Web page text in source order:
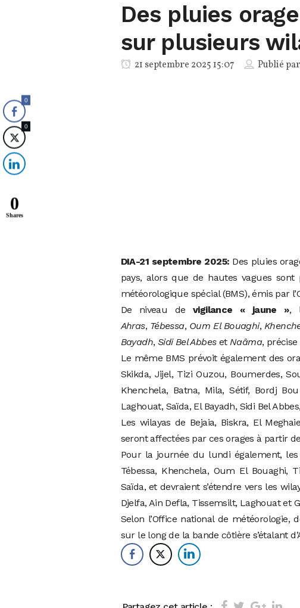
Des pluies
sur plusieurs
21 septembre 2025 15:07 Publié par
DIA-21 septembre 2025: Des pluies
pays, alors que de hautes vagues
météorologique spécial (BMS), émis par
De niveau de vigilance « jaune »,
Ahras, Tébessa, Oum El Bouaghi,
Bayadh, Sidi Bel AbbesetNaâma,
Le même BMS prévoit également des
Skikda, Jijel, Tizi Ouzou, Boumerdes,
Khenchela, Batna, Mila, Sétif, Bordj
Laghouat, Saïda, El Bayadh, Sidi Bel
Les wilayas de Bejaia, Biskra, El
seront affectées par ces orages à partir
Pour la journée du lundi également,
Tébessa, Khenchela, Oum El Bouaghi,
Saïda, et devraient s’étendre vers les
Djelfa, Ain Defla, Tissemsilt, Laghouat et
Selon l’Office national de
sur le long de la bande côtière s’étalant
0
0
0
Shares